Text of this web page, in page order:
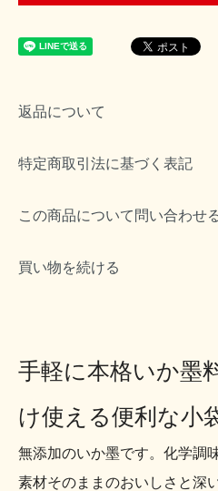
返品について
特定商取引法に基づく表記
この商品について問い合わせ
買い物を続ける
手軽に本格いか墨
け使える便利な小
無添加のいか墨です。化学調
素材そのままのおいしさと深